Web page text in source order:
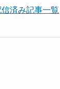
済み記事一覧